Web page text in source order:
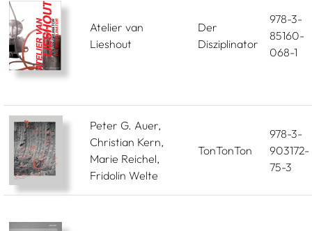
Atelier van
Lieshout
Der
Disziplinator
978-3-
85160-
068-1
Peter G. Auer,
Christian Kern,
Marie Reichel,
Fridolin Welte
TonTonTon
978-3-
903172-
75-3